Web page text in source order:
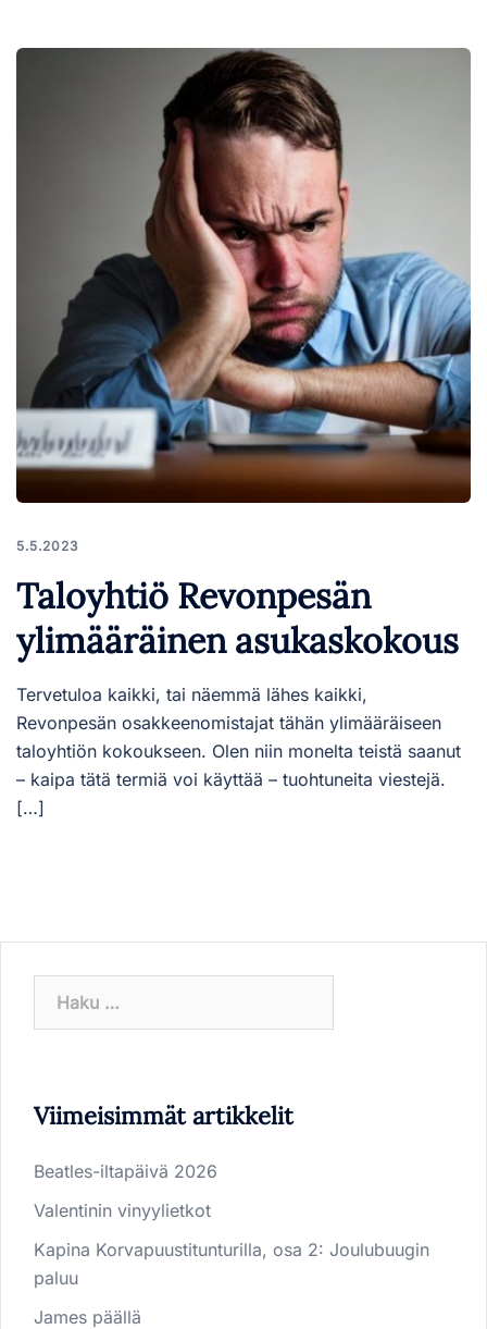
5.5.2023
Taloyhtiö Revonpesän
ylimääräinen asukaskokous
Tervetuloa kaikki, tai näemmä lähes kaikki,
Revonpesän osakkeenomistajat tähän ylimääräiseen
taloyhtiön kokoukseen. Olen niin monelta teistä saanut
– kaipa tätä termiä voi käyttää – tuohtuneita viestejä.
[…]
Viimeisimmät artikkelit
Beatles-iltapäivä 2026
Valentinin vinyylietkot
Kapina Korvapuustitunturilla, osa 2: Joulubuugin
paluu
James päällä